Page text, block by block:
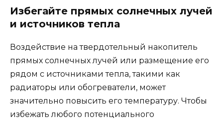
Избегайте прямых солнечных лучей
и источников тепла
Воздействие на твердотельный накопитель
прямых солнечных лучей или размещение его
рядом с источниками тепла, такими как
радиаторы или обогреватели, может
значительно повысить его температуру. Чтобы
избежать любого потенциального